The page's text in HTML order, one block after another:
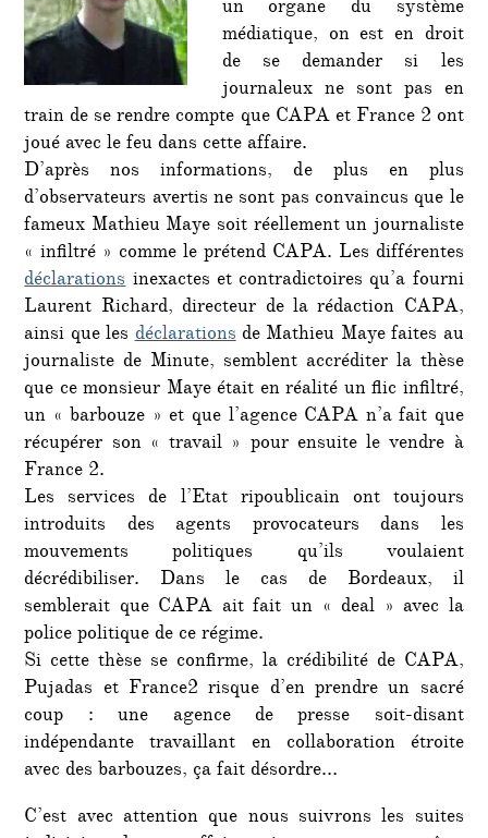
?
un organe du système
médiatique, on est en droit
de se demander si les
journaleux ne sont pas en
train de se rendre compte que CAPA et France 2 ont
joué avec le feu dans cette affaire.
D’après nos informations, de plus en plus
d’observateurs avertis ne sont pas convaincus que le
fameux Mathieu Maye soit réellement un journaliste
« infiltré » comme le prétend CAPA. Les différentes
déclarationsinexactes et contradictoires qu’a fourni
Laurent Richard, directeur de la rédaction CAPA,
ainsi que lesdéclarationsde Mathieu Maye faites au
journaliste de Minute, semblent accréditer la thèse
que ce monsieur Maye était en réalité un flic infiltré,
un « barbouze » et que l’agence CAPA n’a fait que
récupérer son « travail » pour ensuite le vendre à
France 2.
Les services de l’Etat ripoublicain ont toujours
introduits des agents provocateurs dans les
mouvements politiques qu’ils voulaient
décrédibiliser. Dans le cas de Bordeaux, il
semblerait que CAPA ait fait un « deal » avec la
police politique de ce régime.
Si cette thèse se confirme, la crédibilité de CAPA,
Pujadas et France2 risque d’en prendre un sacré
coup : une agence de presse soit-disant
indépendante travaillant en collaboration étroite
avec des barbouzes, ça fait désordre…
C’est avec attention que nous suivrons les suites